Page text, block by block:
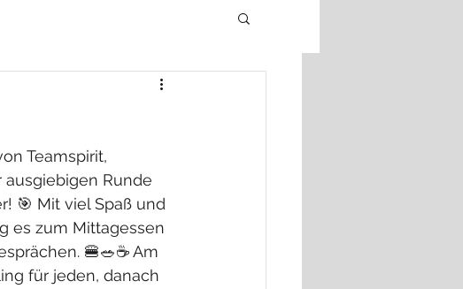
Teamspirit,
Runde
🎯 Mit viel Spaß und
es zum Mittagessen
🍔🥗☕ Am
für jeden, danach